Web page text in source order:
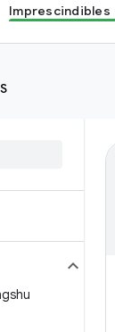
Imprescindibles